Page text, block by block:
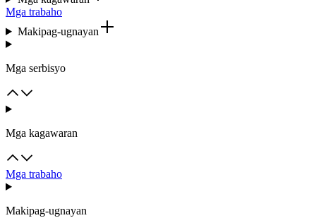
Mga trabaho
Makipag-ugnayan
Mga serbisyo
Mga kagawaran
Mga trabaho
Makipag-ugnayan